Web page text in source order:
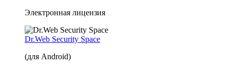
Электронная лицензия
Dr.Web Security Space
(для Android)